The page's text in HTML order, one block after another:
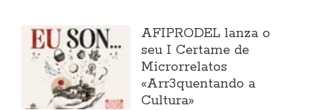
AFIPRODEL lanza o
seu I Certame de
Microrrelatos
«Arr3quentando a
Cultura»